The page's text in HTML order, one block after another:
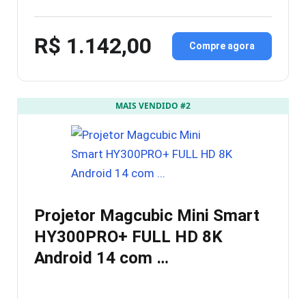
R$ 1.142,00 Compre agora
MAIS VENDIDO #2
Projetor Magcubic Mini Smart
HY300PRO+ FULL HD 8K
Android 14 com …